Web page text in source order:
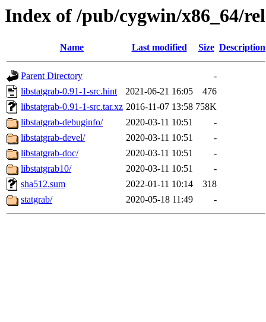
Index of /pub/cygwin/x86_64/
Name Last modified Size Description
Parent Directory
-
libstatgrab-0.91-1-src.hint
2021-06-21 16:05
476
libstatgrab-0.91-1-src.tar.xz 2016-11-07 13:58 758K
libstatgrab-debuginfo/
2020-03-11 10:51
-
libstatgrab-devel/
2020-03-11 10:51
-
libstatgrab-doc/
2020-03-11 10:51
-
libstatgrab10/
2020-03-11 10:51
-
sha512.sum
2022-01-11 10:14
318
statgrab/
2020-05-18 11:49 -